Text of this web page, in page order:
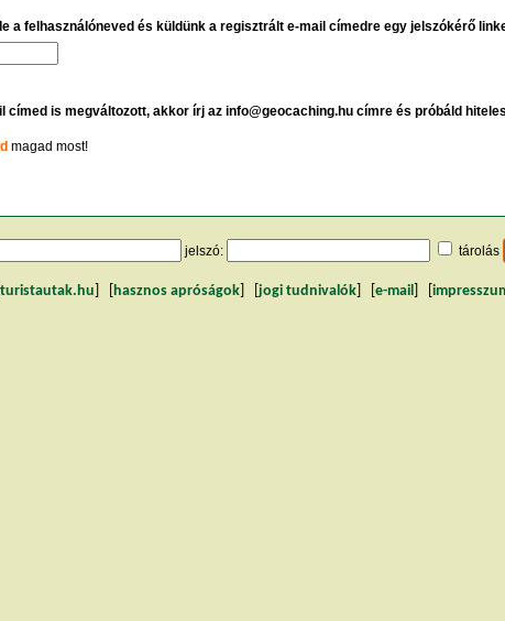
a felhasználóneved és küldünk a regisztrált e-mail címedre egy jelszókérő
címed is megváltozott, akkor írj az info@geocaching.hu címre és próbáld
magad most!
jelszó: tárolás
turistautak.hu hasznos apróságok jogi tudnivalók e-mail